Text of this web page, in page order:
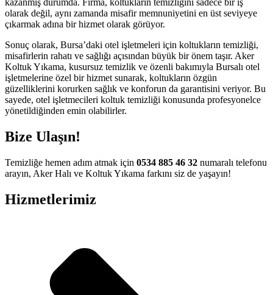
kazanmış durumda. Firma, koltukların temizliğini sadece bir iş
olarak değil, aynı zamanda misafir memnuniyetini en üst seviyeye
çıkarmak adına bir hizmet olarak görüyor.
Sonuç olarak, Bursa’daki otel işletmeleri için koltukların temizliği,
misafirlerin rahatı ve sağlığı açısından büyük bir önem taşır. Aker
Koltuk Yıkama, kusursuz temizlik ve özenli bakımıyla Bursalı otel
işletmelerine özel bir hizmet sunarak, koltukların özgün
güzelliklerini korurken sağlık ve konforun da garantisini veriyor. Bu
sayede, otel işletmecileri koltuk temizliği konusunda profesyonelce
yönetildiğinden emin olabilirler.
Bize Ulaşın!
Temizliğe hemen adım atmak için 0534 885 46 32 numaralı telefonu
arayın, Aker Halı ve Koltuk Yıkama farkını siz de yaşayın!
Hizmetlerimiz